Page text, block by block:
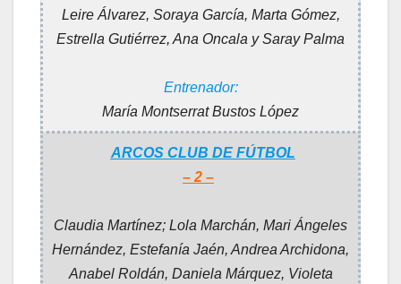
Leire Álvarez, Soraya García, Marta Gómez,
Estrella Gutiérrez, Ana Oncala y Saray Palma
Entrenador:
María Montserrat Bustos López
ARCOS CLUB DE FÚTBOL
– 2 –
Claudia Martínez; Lola Marchán, Mari Ángeles
Hernández, Estefanía Jaén, Andrea Archidona,
Anabel Roldán, Daniela Márquez, Violeta